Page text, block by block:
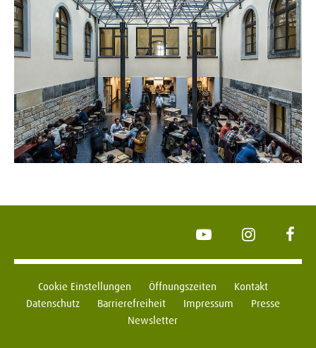
YouTube Instagram
Cookie Einstellungen Öffnungszeiten
Kontakt
Datenschutz
Barrierefreiheit Impressum
Presse
Newsletter